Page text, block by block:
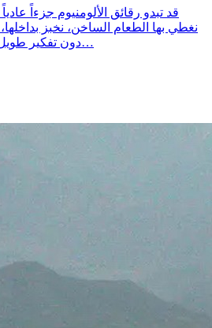
قد تبدو رقائق الألومنيوم جزءاً
نغطي بها الطعام الساخن، نخبز
دون تفكير طويل. لكن ما لا يدركه الكثيرون…